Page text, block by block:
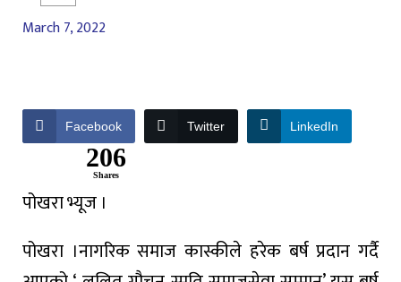
March 7, 2022
Facebook Twitter LinkedIn
206
Shares
पोखरा भ्यूज ।
पोखरा ।नागरिक समाज कास्कीले हरेक बर्ष प्रदान गर्दै